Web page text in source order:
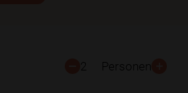
2 Personen